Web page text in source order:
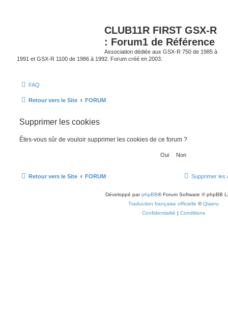
CLUB11R FIRST GSX-R
: Forum1 de Référence
Association dédiée aux GSX-R 750 de 1985 à
1991 et GSX-R 1100 de 1986 à 1992. Forum créé en 2003.
FAQ
Retour vers le Site FORUM
Supprimer les cookies
Êtes-vous sûr de vouloir supprimer les cookies de ce forum ?
Retour vers le Site FORUM Supprimer les
Développé parphpBB® Forum Software © phpBB
Traduction française officielle ©Qiaeru
Confidentialité | Conditions